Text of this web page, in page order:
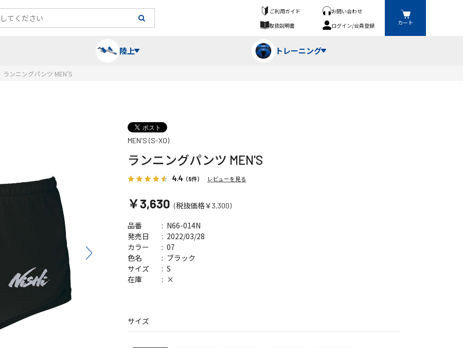
ご利用ガイド
お問い合わせ
取扱説明書
ログイン/会員登録 カート
レーシングシャツ・タイツ
ベスト
ソックス 手袋
バッグ
陸上
消耗品・スペアパーツ
トレーニング
ミニハードル・ハードル
ラダー・マーカー
ランニングパンツ MEN'S
MEN'S (S-XO)
ランニングパンツ MEN'S
4.4 （5件） レビューを見る
￥3,630 (税抜価格￥3,300)
品番 N66-014N
発売日 2022/03/28
サイズ S
カラー 07
在庫 ×
色名 ブラック
サイズ